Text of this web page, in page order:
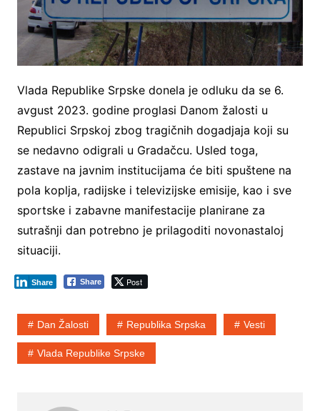
Vlada Republike Srpske donela je odluku da se 6.
avgust 2023. godine proglasi Danom žalosti u
Republici Srpskoj zbog tragičnih dogadjaja koji su
se nedavno odigrali u Gradačcu. Usled toga,
zastave na javnim institucijama će biti spuštene na
pola koplja, radijske i televizijske emisije, kao i sve
sportske i zabavne manifestacije planirane za
sutrašnji dan potrebno je prilagoditi novonastaloj
situaciji.
Share Post
Share
Dan Žalosti Republika Srpska Vesti
Vlada Republike Srpske